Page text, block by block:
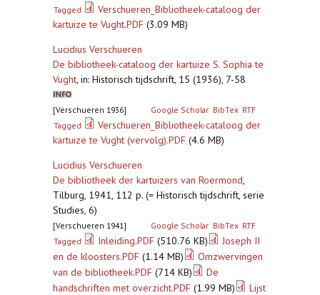
Tagged
Verschueren_Bibliotheek-cataloog der
kartuize te Vught.PDF (3.09 MB)
Lucidius Verschueren
De bibliotheek-cataloog der kartuize S. Sophia te
Vught, in: Historisch tijdschrift, 15 (1936), 7-58
[Verschueren 1936] Google Scholar BibTex RTF
Tagged
Verschueren_Bibliotheek-cataloog der
kartuize te Vught (vervolg).PDF (4.6 MB)
Lucidius Verschueren
De bibliotheek der kartuizers van Roermond,
Tilburg, 1941, 112 p. (= Historisch tijdschrift, serie
Studies, 6)
[Verschueren 1941] Google Scholar BibTex RTF
Tagged
Inleiding.PDF (510.76 KB)
Joseph II
en de kloosters.PDF (1.14 MB)
Omzwervingen
van de bibliotheek.PDF (714 KB)
De
handschriften met overzicht.PDF (1.99 MB)
Lijst